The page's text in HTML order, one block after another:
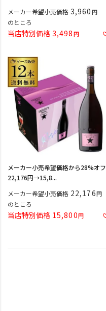
メーカー希望小売価格 3,960
のところ
当店特別価格 3,498
メーカー小売希望価格から28%オフ
22,176円→15,8...
メーカー希望小売価格 22,176
のところ
当店特別価格 15,800